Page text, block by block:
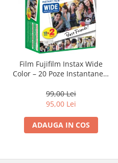
Accesorii drone
Acumulatori camere video
Lampi video
Cam
Accesorii diverse pt camere
Camere Video Cinematice
Slider
Film Fujifilm Instax Wide
Color – 20 Poze Instantanee,
Vibrante
99,00 Lei
95,00 Lei
ADAUGA IN COS